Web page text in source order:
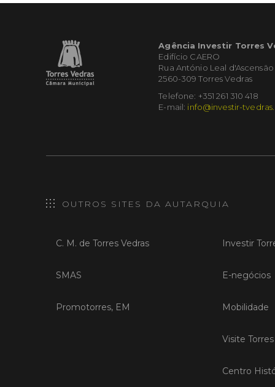
Agência Investir Torres
Edifício CAERO
Rua António Leal d'Ascensão
2560-309 Torres Vedras
Telefone: +351 261 310 418
E-mail: info@investir-
OUTROS SITES DA AUTARQUIA
C. M. de Torres Vedras
SMAS
Promotorres, EM
Investir
E-negócios
Mobilidade
Visite
Centro